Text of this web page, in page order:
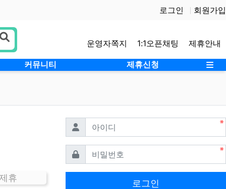
로그인 회원가입
운영자쪽지 1:1오픈채팅 제휴안내
커뮤니티 제휴신청 사
휴
아이디 필수
비밀번호필수
로그인